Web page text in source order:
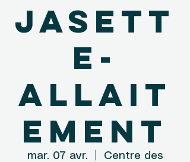
Jasett
e-
allait
ement
mar. 07 avr.
Centre des